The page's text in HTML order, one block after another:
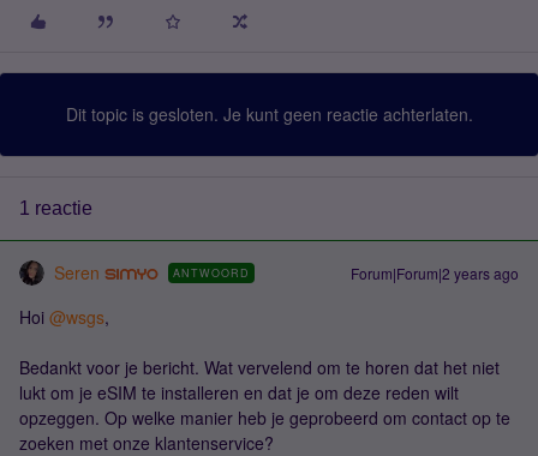
Dit topic is gesloten. Je kunt geen reactie achterlaten.
1 reactie
Seren ANTWOORD Forum|Forum|2 years ago
Hoi @wsgs,
Bedankt voor je bericht. Wat vervelend om te horen dat het niet
lukt om je eSIM te installeren en dat je om deze reden wilt
opzeggen. Op welke manier heb je geprobeerd om contact op te
zoeken met onze klantenservice?